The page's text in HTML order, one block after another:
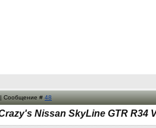
| Сообщение #48
Nissan SkyLine GTR R34